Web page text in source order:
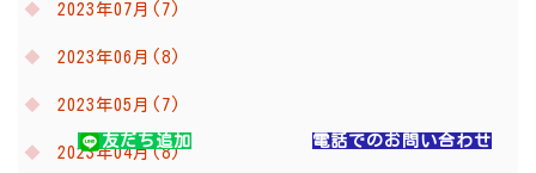
2023年07月(7)
2023年06月(8)
2023年05月(7)
2023年04月(8)
友だち追加 電話でのお問い合わせ